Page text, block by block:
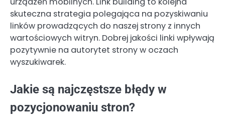
skuteczna strategia polegająca na pozyskiwaniu
linków prowadzących do naszej strony z innych
wartościowych witryn. Dobrej jakości linki wpływają
pozytywnie na autorytet strony w oczach
wyszukiwarek.
Jakie są najczęstsze błędy w
pozycjonowaniu stron?